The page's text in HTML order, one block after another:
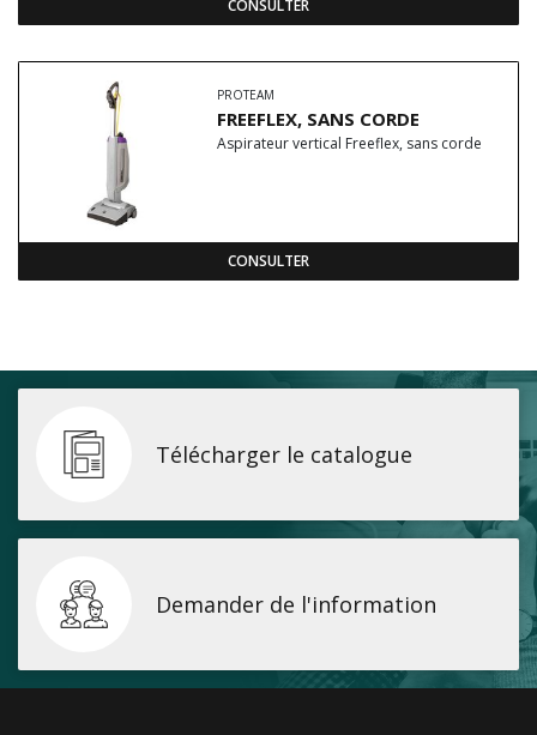
CONSULTER
PROTEAM
FREEFLEX, SANS CORDE
Aspirateur vertical Freeflex, sans corde
CONSULTER
Télécharger le catalogue
Demander de l'information